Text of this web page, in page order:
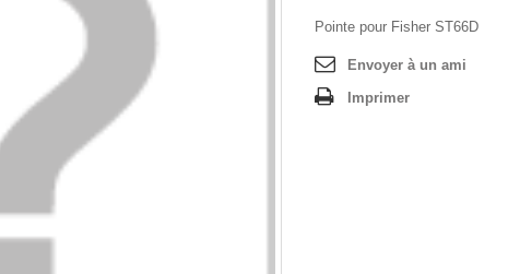
Pointe pour Fisher ST66D
Envoyer à un ami
Imprimer